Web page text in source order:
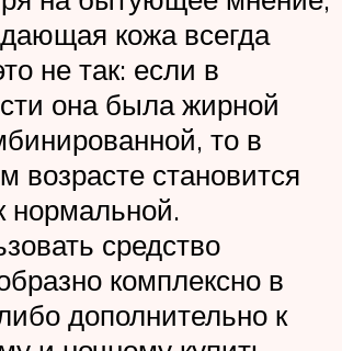
кожа всегда
не так: если в
она была жирной
то в
возрасте становится
нормальной.
средство
комплексно в
дополнительно к